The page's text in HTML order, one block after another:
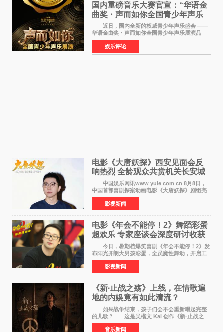
国内重磅音乐大赛官宣：“华语金
曲奖・声而如你全国青少年声乐
展演” 正式启幕，阿沁出任明星总
评审
近日，国内全新的权威青少年声乐盛会 ——
华语金曲奖・声而如你全国青少年声乐展演品
牌，在湖南长沙隆重举行官宣，国内又一高规格
青少年声乐赛事全面启航。 本赛事由寰宇声
扬联合华语金曲
娱乐评论
电影《大唐妖探》西安见面会反
响热烈 全龄观众共赏机关长安城
中国娱乐网讯www yule com cn 8月8日，
中国首部喜剧探案动画电影《大唐妖探》剧组亮
相西安，举办线下见面会活动。导演程腾、联合
导演黄珉、总制片人曹紫建、制片人李莹莹、领
衔声音出演雷淞然
影视新闻
电影《年会不能停！2》舞蹈彩蛋
超欢乐 专家座谈会深度研讨收获
满满
今日，暑期档爆笑喜剧《年会不能停！2》发
布阳光开朗大男孩彩蛋，全员魔性舞动，开启工
位狂欢模式。影片于昨日同步举办专家座谈会，
导演董润年、总制片人应萝佳出席现场，与一众
业内、学界专家
影视新闻
《新·止战之殇》上线，在情歌遍
地的内娱竟有如此清流？
如果战争结束，孩子们会不会重新唱起完整
的儿歌？ 这是吴楷文 Kai 创作《新·止战之
殇》时最初的想法。 从伊朗相关冲突引发的
地区局势，到世界各地仍在发生的动荡与不安，
音乐新闻